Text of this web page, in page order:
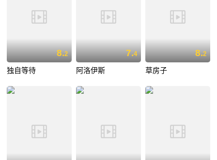
8.2
独自等待
7.4
阿洛伊斯
8.2
草房子